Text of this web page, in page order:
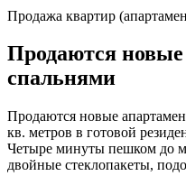
Продажа квартир
Продаются
спальнями
Продаются новые
кв. метров в готовой
Четыре минуты пешком до
двойные стеклопакеты,